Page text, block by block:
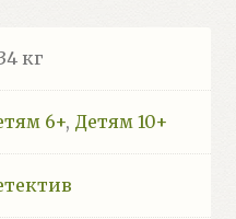
кг
6+, Детям 10+